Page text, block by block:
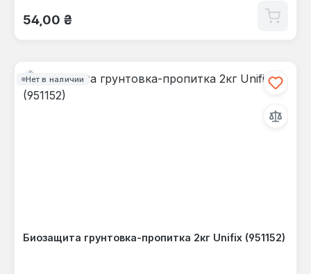
Обычная цена:
54,00 ₴
Нет в наличии
Биозащита грунтовка-пропитка 2кг Unifix (951152)